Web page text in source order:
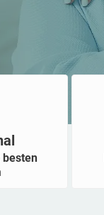
besten